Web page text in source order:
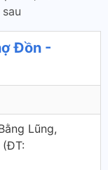
Đồn -
Lũng,